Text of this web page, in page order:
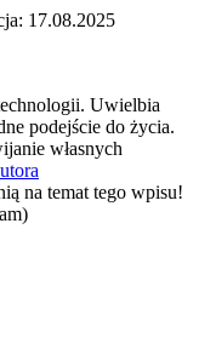
17.08.2025
Uwielbia
podejście do życia.
własnych
na temat tego wpisu!